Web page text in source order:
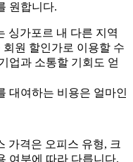
원합니다.
싱가포르 내 다른 지역
원 할인가로 이용할 수
업과 소통할 기회도 얻
대여하는 비용은 얼마인
가격은 오피스 유형, 크
여부에 따라 다릅니다.